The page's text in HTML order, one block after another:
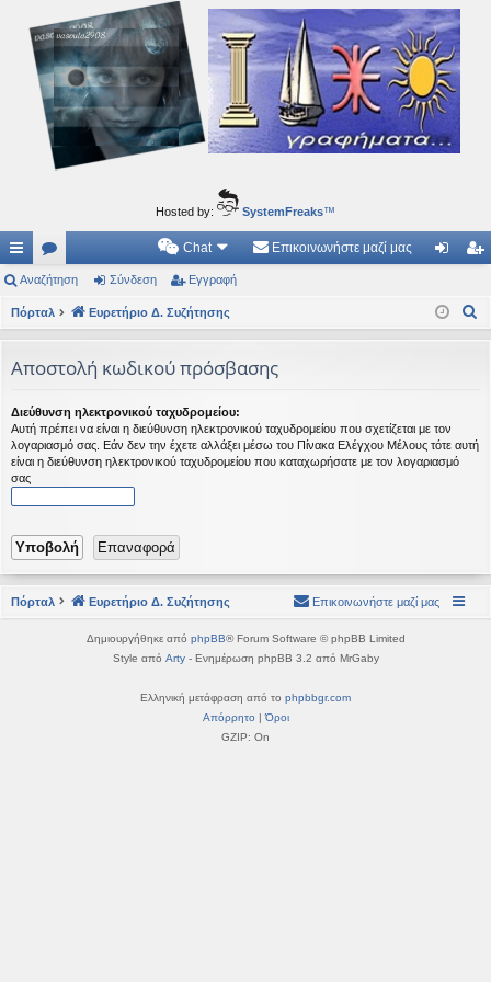
Ιδεογραφήματα
Αυτός ο τόπος φιλοδοξεί να ανοίγει μονοπάτια για τα συναρπαστικά και όμορφα ταξίδια του
Hosted by: SystemFreaks™
ρή
γο
ς
συ
νδ
έσ
εις
.
Συ
τή
σε
ις
Chat Επικοινωνήστε μαζί μας
δε ρα
Αναζήτηση Σύνδεση Εγγραφή
Πόρταλ Ευρετήριο Δ. Συζήτησης
Αποστολή κωδικού πρόσβασης
Διεύθυνση ηλεκτρονικού ταχυδρομείου:
Αυτή πρέπει να είναι η διεύθυνση ηλεκτρονικού ταχυδρομείου που σχετίζεται με τον
λογαριασμό σας. Εάν δεν την έχετε αλλάξει μέσω του Πίνακα Ελέγχου Μέλους τότε αυτή
είναι η διεύθυνση ηλεκτρονικού ταχυδρομείου που καταχωρήσατε με τον λογαριασμό
σας
Πόρταλ Ευρετήριο Δ. Συζήτησης Επικοινωνήστε μαζί μας
Δημιουργήθηκε από phpBB® Forum Software © phpBB Limited
Style από Arty- Ενημέρωση phpBB 3.2 από MrGaby
Ελληνική μετάφραση από το phpbbgr.com
Απόρρητο |Όροι
GZIP: On